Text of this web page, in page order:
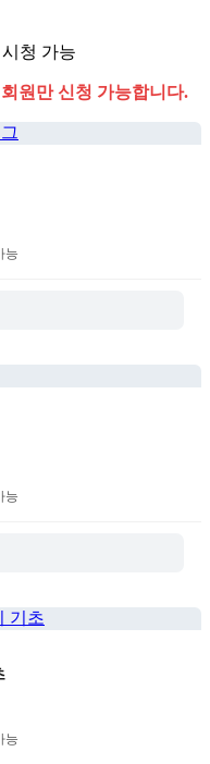
청 가능
원만 신청 가능합니다.
능
능
능